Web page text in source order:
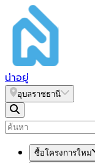
น่าอยู่
อุบลราชธานี
ซื้อโครงการใหม่